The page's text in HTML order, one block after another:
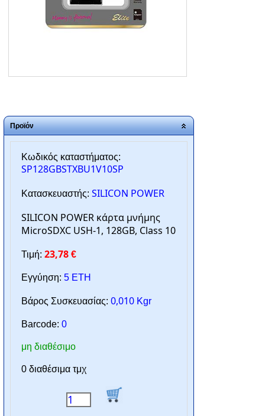
Προϊόν
Κωδικός καταστήματος:
SP128GBSTXBU1V10SP
Κατασκευαστής: SILICON POWER
SILICON POWER κάρτα μνήμης
MicroSDXC USH-1, 128GB, Class 10
Τιμή: 23,78 €
Εγγύηση: 5 ΕΤΗ
Βάρος Συσκευασίας: 0,010 Kgr
Barcode: 0
μη διαθέσιμο
0 διαθέσιμα τμχ